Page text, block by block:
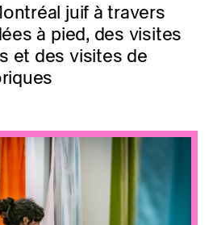
juif à travers
à pied, des visites
et des visites de